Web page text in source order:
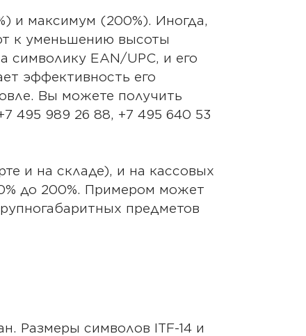
и максимум (200%). Иногда,
к уменьшению высоты
символику EAN/UPC, и его
эффективность его
Вы можете получить
495 989 26 88, +7 495 640 53
и на складе), и на кассовых
до 200%. Примером может
предметов
Размеры символов ITF-14 и